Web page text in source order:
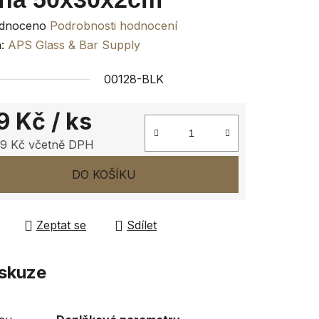
Podrobnosti hodnocení
APS Glass & Bar Supply
00128-BLK
Kč / ks
Kč včetně DPH
DO KOŠÍKU
Zeptat se Sdílet